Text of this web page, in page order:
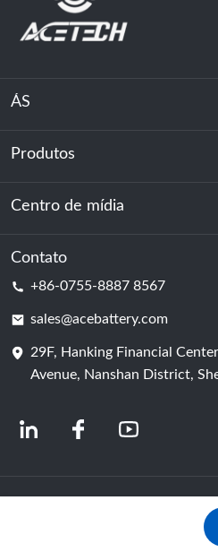
ÁS
Sobre nós
Sustentabilidade
Produtos
Armazenamento de energia
Centro de dados e sala de
Célula de bateria
Centro de mídia
Notícias
Contato
+86-0755-8887 8567
sales@acebattery.com
29F, Hanking Financial
Avenue, Nanshan District,
© 2024 Fabricantes Chineses de Baterias
baterias de lítio | ACE Battery Powered by